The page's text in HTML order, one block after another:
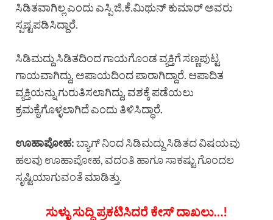
ಸಿಡಿತವಾಗಿಲ್ಲ ಎಂದು ಎಸ್ಪಿ ಜಿ.ಕೆ.ಮಿಥುನ್ ಕುಮಾರ್ ಅವರು
ಸ್ಪಷ್ಟಪಡಿಸಿದ್ದಾರೆ.
ಸಿಡಿಮದ್ದು ಸಿಡಿತದಿಂದ ಗಾಯಗೊಂಡ ವ್ಯಕ್ತಿಗೆ ಸಣ್ಣಪುಟ್ಟ
ಗಾಯವಾಗಿದ್ದು, ಅಪಾಯದಿಂದ ಪಾರಾಗಿದ್ದಾರೆ. ಆಪಾದಿತ
ವ್ಯಕ್ತಿಯನ್ನು ಗುರುತಿಸಲಾಗಿದ್ದು, ವಶಕ್ಕೆ ಪಡೆಯಲು
ಕ್ರಮಕೈಗೊಳ್ಳಲಾಗಿದೆ ಎಂದು ತಿಳಿಸಿದ್ಧಾರೆ.
ಊಹಾಪೋಹ:ಬ್ಯಾಗ್ ನಿಂದ ಸಿಡಿಮದ್ದು ಸಿಡಿತದ ವಿಷಯವು
ಹಲವು ಊಹಾಪೋಹ, ವದಂತಿ ಹಾಗೂ ಸಾಕಷ್ಟು ಗೊಂದಲ
ಸೃಷ್ಟಿಯಾಗುವಂತೆ ಮಾಡಿತ್ತು.
ಸುಳ್ಳು ಸುದ್ದಿ ಪ್ರಕಟಿಸಿದರೆ ಕೇಸ್ ದಾಖಲು…!